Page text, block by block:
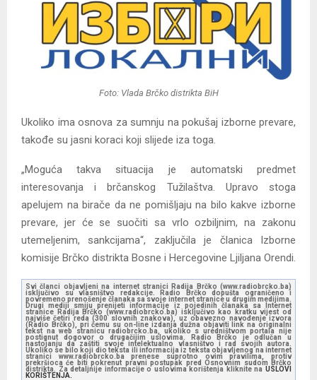
Foto: Vlada Brčko distrikta BiH
Ukoliko ima osnova za sumnju na pokušaj izborne prevare,
takođe su jasni koraci koji slijede iza toga.
„Moguća takva situacija je automatski predmet
interesovanja i brčanskog Tužilaštva. Upravo stoga
apelujem na birače da ne pomišljaju na bilo kakve izborne
prevare, jer će se suočiti sa vrlo ozbiljnim, na zakonu
utemeljenim, sankcijama“, zaključila je članica Izborne
komisije Brčko distrikta Bosne i Hercegovine Ljiljana Orendi.
Svi članci objavljeni na internet stranici Radija Brčko (www.radiobrcko.ba)
isključivo su vlasništvo redakcije. Radio Brčko dopušta ograničeno i
povremeno prenošenje članaka sa svoje internet stranice u drugim medijima.
Drugi mediji smiju prenijeti informacije iz pojedinih članaka sa Internet
stranice Radija Brčko (www.radiobrcko.ba) isključivo kao kratku vijest od
najviše četiri reda (300 slovnih znakova), uz obavezno navođenje izvora
(Radio Brčko), pri čemu su on-line izdanja dužna objaviti link na originalni
tekst na web stranicu radiobrcko.ba, ukoliko s uredništvom portala nije
postignut dogovor o drugačijim uslovima. Radio Brčko je odlučan u
nastojanju da zaštiti svoje intelektualno vlasništvo i rad svojih autora.
Ukoliko se bilo koji dio teksta ili informacija iz teksta objavljenog na internet
stranici www.radiobrcko.ba prenese suprotno ovim pravilima, protiv
prekršioca će biti pokrenut pravni postupak pred Osnovnim sudom Brčko
distrikta. Za detaljnije informacije o uslovima korištenja kliknite na USLOVI
KORIŠTENJA.